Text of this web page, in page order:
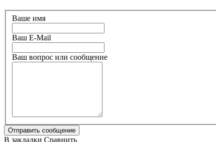
Ваше имя
Ваш E-Mail
Ваш вопрос или сообщение
В закладки Сравнить